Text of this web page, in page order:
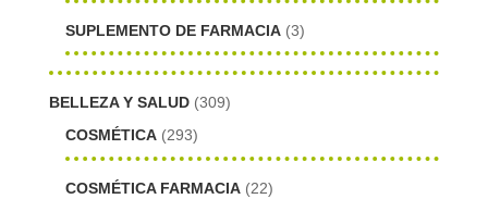
SUPLEMENTO DE FARMACIA (3)
BELLEZA Y SALUD (309)
COSMÉTICA (293)
COSMÉTICA FARMACIA (22)